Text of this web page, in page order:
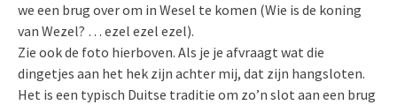
we een brug over om in Wesel te komen (Wie is de koning
van Wezel? … ezel ezel ezel).
Zie ook de foto hierboven. Als je je afvraagt wat die
dingetjes aan het hek zijn achter mij, dat zijn hangsloten.
Het is een typisch Duitse traditie om zo’n slot aan een brug